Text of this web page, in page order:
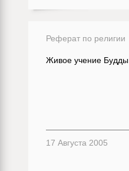
Реферат по религии
Живое учение Будды
17 Августа 2005